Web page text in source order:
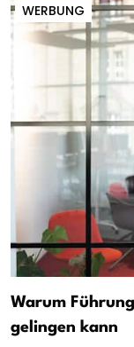
WERBUNG
Warum
gelingen kann